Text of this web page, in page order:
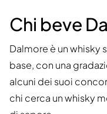
Chi beve
Dalmore è un whisky
base, con una
alcuni dei suoi
chi cerca un whisky